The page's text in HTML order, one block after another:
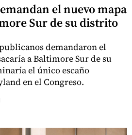
el nuevo mapa
Sur de su distrito
demandaron el
a Baltimore Sur de su
el único escaño
en el Congreso.